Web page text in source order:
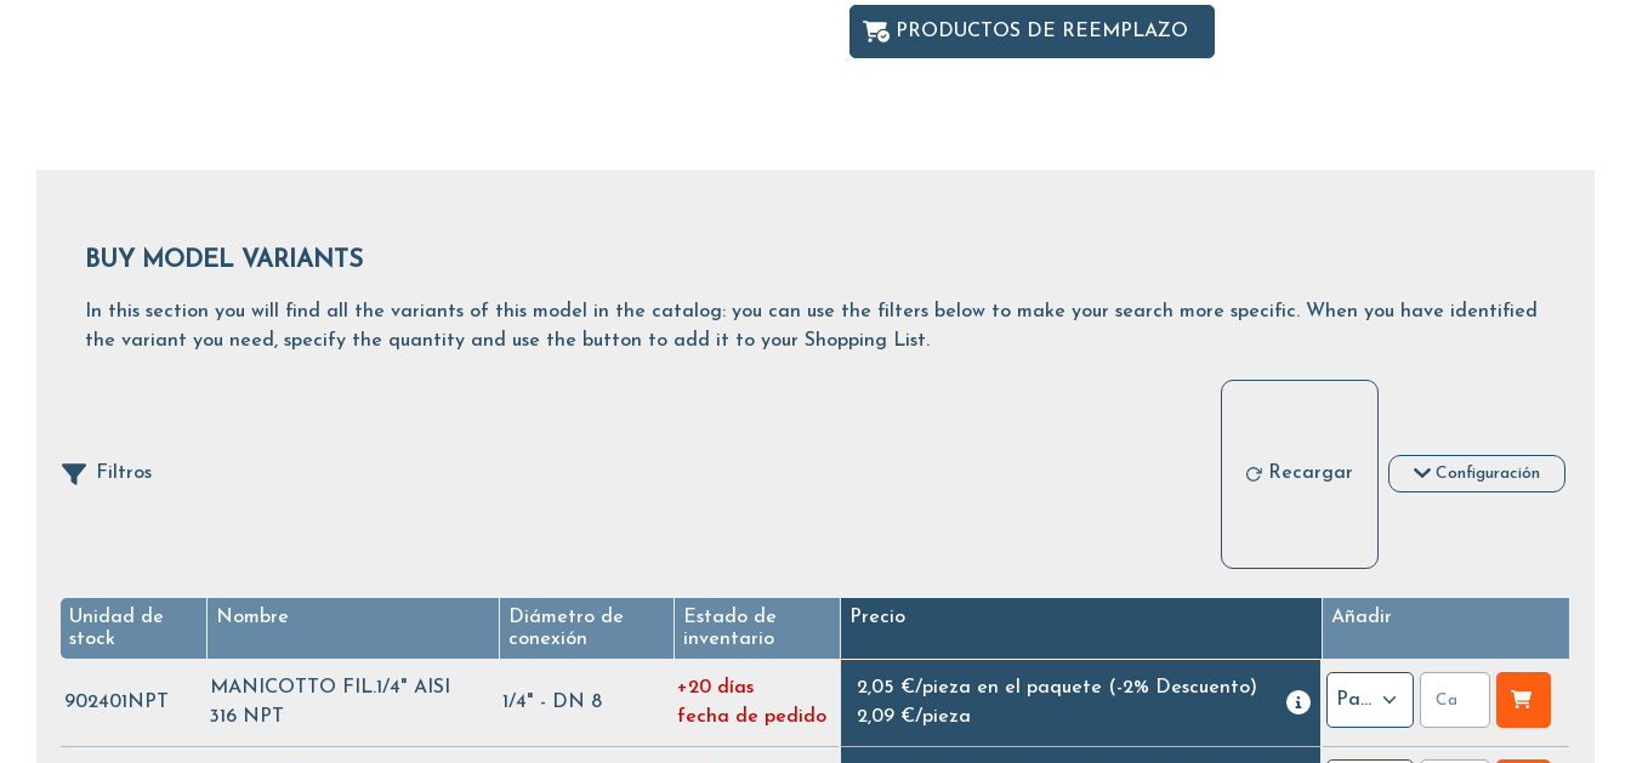
PRODUCTOS DE REEMPLAZO
BUY MODEL VARIANTS
In this section you will find all the variants of this model in the catalog: you can use the filters below to make your search more specific. When you have identified
the variant you need, specify the quantity and use the button to add it to your Shopping List.
Filtros Recargar Configuración
Unidad de
stock
Nombre
Diámetro de
conexión
Estado de
inventario
Precio Añadir
902401NPT
MANICOTTO FIL.1/4" AISI
316 NPT
1/4" - DN 8
+20 días
fecha de pedido
2,05 €/pieza en el paquete (-2% Descuento)
2,09 €/pieza
Paquete